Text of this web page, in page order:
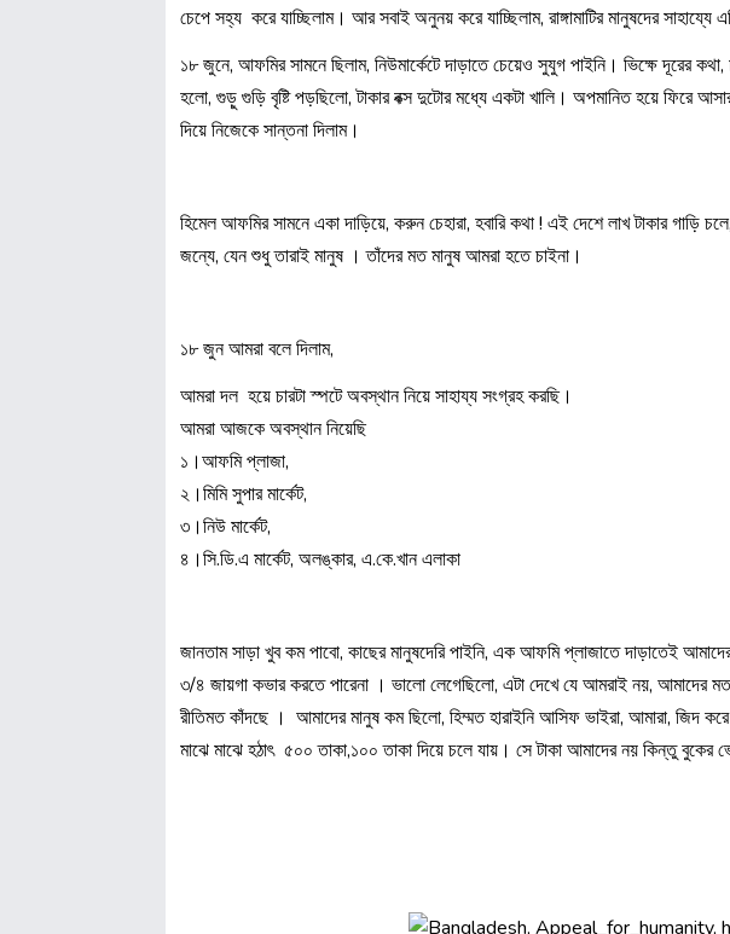
চেপে সহ্য করে যাচ্ছিলাম। আর সবাই অনুনয় করে যাচ্ছিলাম, রাঙ্গামাটির মানুষদের
১৮ জুনে, আফমির সামনে ছিলাম, নিউমার্কেটে দাড়াতে চেয়েও সুযুগ পাইনি। ভিক্ষে দূরের কথা,
হলো, গুড়ু গুড়ি বৃষ্টি পড়ছিলো, টাকার বক্স দুটোর মধ্যে একটা খালি। অপমানিত হয়ে ফিরে
দিয়ে নিজেকে সান্তনা দিলাম।
হিমেল আফমির সামনে একা দাড়িয়ে, করুন চেহারা, হবারি কথা ! এই দেশে লাখ টাকার গাড়ি
জন্যে, যেন শুধু তারাই মানুষ । তাঁদের মত মানুষ আমরা হতে চাইনা।
১৮ জুন আমরা বলে দিলাম,
আমরা দল হয়ে চারটা স্পটে অবস্থান নিয়ে সাহায্য সংগ্রহ করছি।
আমরা আজকে অবস্থান নিয়েছি
১।আফমি প্লাজা,
২।মিমি সুপার মার্কেট,
৩।নিউ মার্কেট,
৪।সি.ডি.এ মার্কেট, অলঙ্কার, এ.কে.খান এলাকা
জানতাম সাড়া খুব কম পাবো, কাছের মানুষদেরি পাইনি, এক আফমি প্লাজাতে দাড়াতেই
৩/৪ জায়গা কভার করতে পারেনা । ভালো লেগেছিলো, এটা দেখে যে আমরাই নয়, আমাদের মত
রীতিমত কাঁদছে । আমাদের মানুষ কম ছিলো, হিম্মত হারাইনি আসিফ ভাইরা, আমারা, জিদ করে
মাঝে মাঝে হঠাৎ ৫০০ তাকা,১০০ তাকা দিয়ে চলে যায়। সে টাকা আমাদের নয় কিন্তু বুকের